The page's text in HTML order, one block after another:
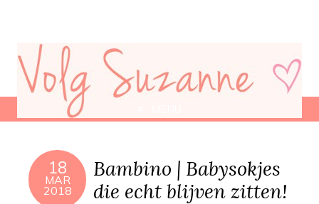
18
MAR
2018
Bambino | Babysokjes
die echt blijven zitten!